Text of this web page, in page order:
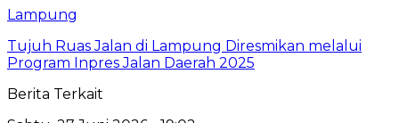
Lampung
Tujuh Ruas Jalan di Lampung Diresmikan melalui
Program Inpres Jalan Daerah 2025
Berita Terkait